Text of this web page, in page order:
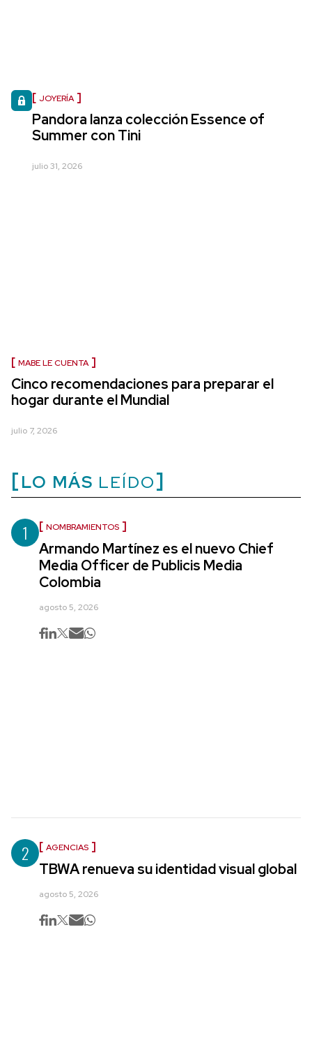
JOYERÍA
Pandora lanza colección Essence of
Summer con Tini
julio 31, 2026
MABE LE CUENTA
Cinco recomendaciones para preparar el
hogar durante el Mundial
julio 7, 2026
LO MÁS LEÍDO
1 NOMBRAMIENTOS
Armando Martínez es el nuevo Chief
Media Officer de Publicis Media
Colombia
agosto 5, 2026
2 AGENCIAS
TBWA renueva su identidad visual global
agosto 5, 2026